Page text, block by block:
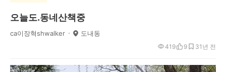
오늘도.동네산책중
ca이장혁shwalker 도내동
1년 전
419 9 3